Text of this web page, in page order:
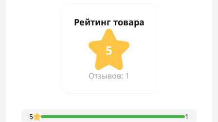
Рейтинг товара
5
Отзывов: 1
5
1